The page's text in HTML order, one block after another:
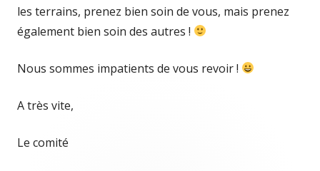
les terrains, prenez bien soin de vous, mais prenez
également bien soin des autres !
Nous sommes impatients de vous revoir !
A très vite,
Le comité